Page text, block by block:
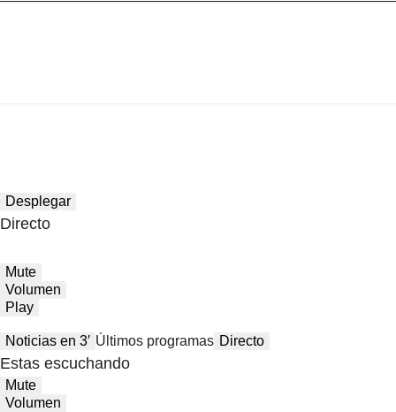
Desplegar
Directo
Mute
Volumen
Play
Noticias en 3′ Últimos programas Directo
Estas escuchando
Mute
Volumen